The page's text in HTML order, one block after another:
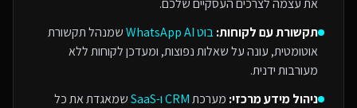
את עצמה לצרכים העסקיים שלכם.
תקשורת עם לקוחות:בוט WhatsApp AI
שמנהל תקשורת
אוטומטית, עונה על שאלות נפוצות, ומעדכן לקוחות ללא
מעורבות ידנית.
ניהול מידע מרכזי: מערכתCRM ו-SaaS
שמאגדת את כל